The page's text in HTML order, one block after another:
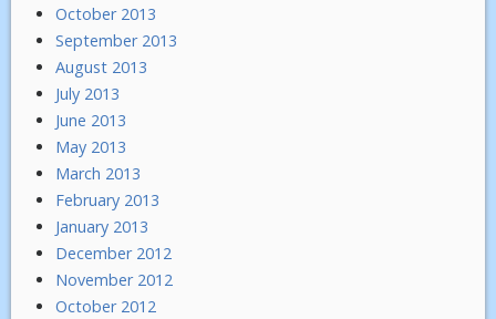
October 2013
September 2013
August 2013
July 2013
June 2013
May 2013
March 2013
February 2013
January 2013
December 2012
November 2012
October 2012